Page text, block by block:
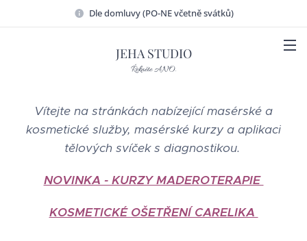
Dle domluvy (PO-NE včetně svátků)
JEHA STUDIO
Řekněte ANO.
Vítejte na stránkách nabízející masérské a
kosmetické služby, masérské kurzy a aplikaci
tělových svíček s diagnostikou.
NOVINKA - KURZY MADEROTERAPIE
KOSMETICKÉ OŠETŘENÍ CARELIKA